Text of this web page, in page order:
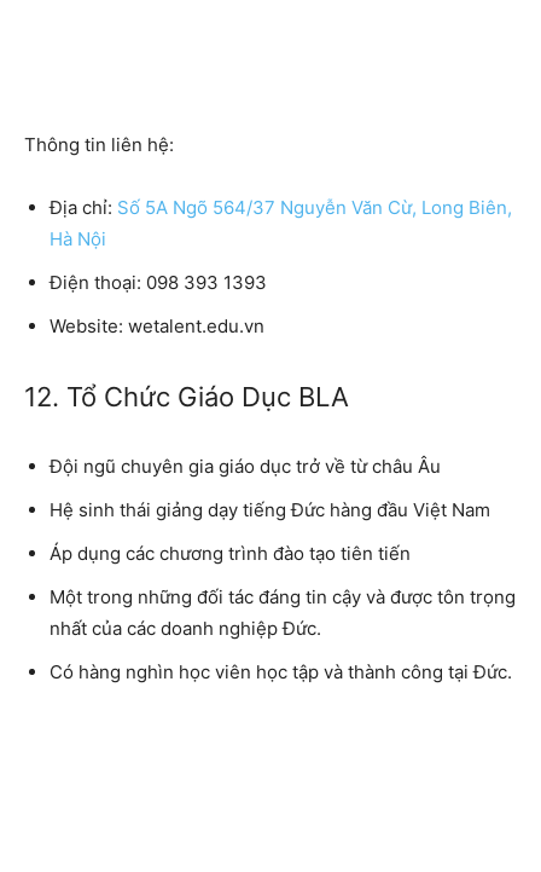
Thông tin liên hệ:
Địa chỉ: Số 5A Ngõ 564/37 Nguyễn Văn Cừ, Long Biên,
Hà Nội
Điện thoại: 098 393 1393
Website: wetalent.edu.vn
12. Tổ Chức Giáo Dục BLA
Đội ngũ chuyên gia giáo dục trở về từ châu Âu
Hệ sinh thái giảng dạy tiếng Đức hàng đầu Việt Nam
Áp dụng các chương trình đào tạo tiên tiến
Một trong những đối tác đáng tin cậy và được tôn trọng
nhất của các doanh nghiệp Đức.
Có hàng nghìn học viên học tập và thành công tại Đức.